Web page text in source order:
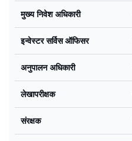
मुख्य निवेश अधिकारी
इन्वेस्टर सर्विस ऑफिसर
अनुपालन अधिकारी
लेखापरीक्षक
संरक्षक